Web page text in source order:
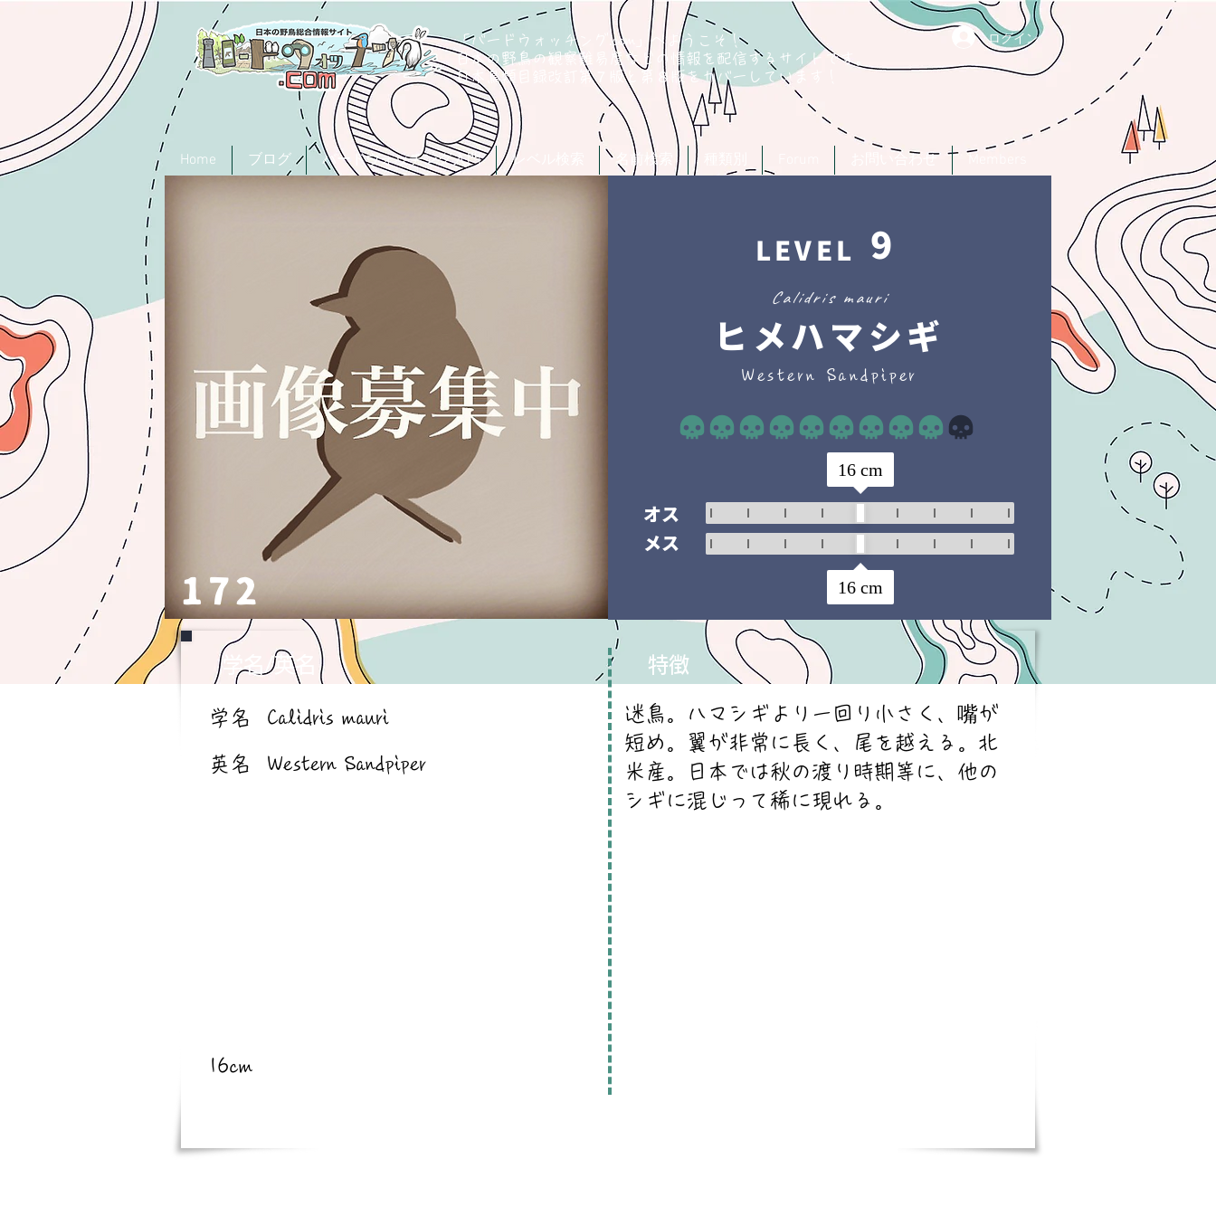
「バードウォッチング.com」へようこそ！
日本の野鳥の観察難易度などの情報を配信するサイトです。
​日本鳥類目録改訂第７版と第８版をカバーしています！
ログイン
Home ブログ バードウォッチング入門 レベル検索 名前検索 お問い合わせ
172
9
LEVEL
Calidris mauri
ヒメハマシギ
Western Sandpiper
平均評価 5 /5 平均評価 4 /5
オス
メス
16cm
16cm
学名/英名
学名 Calidris mauri
英名 Western Sandpiper
16cm
特徴
迷鳥。ハマシギより一回り小さく、嘴が
短め。翼が非常に長く、尾を越える。北
米産。日本では秋の渡り時期等に、他の
シギに混じって稀に現れる。